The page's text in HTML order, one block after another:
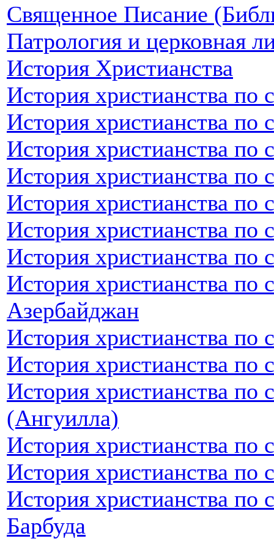
Священное Писание
Патрология и церковная
История Христианства
История христианства по
История христианства по
История христианства по
История христианства
История христианства
История христианства по
История христианства по
История христианства по
Азербайджан
История христианства по
История христианства
История христианства по
(Ангуилла)
История христианства по
История христианства
История христианства по
Барбуда